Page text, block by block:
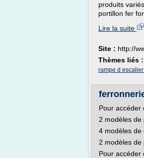
produits
portillon fer
Lire la suite
Site : http://
Thèmes liés :
rampe d
Pour accéder
2 modèles de
4 modèles de
2 modèles
Pour accéder